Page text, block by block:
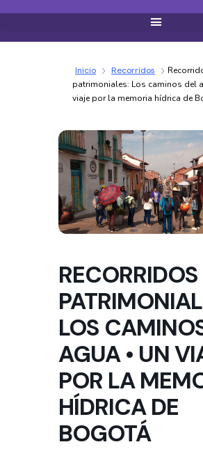
Inicio Recorridos
patrimoniales: Los caminos del
viaje por la memoria hídrica de
RECORRIDOS
LOS
AGUA • UN
POR LA
HÍDRICA DE
BOGOTÁ